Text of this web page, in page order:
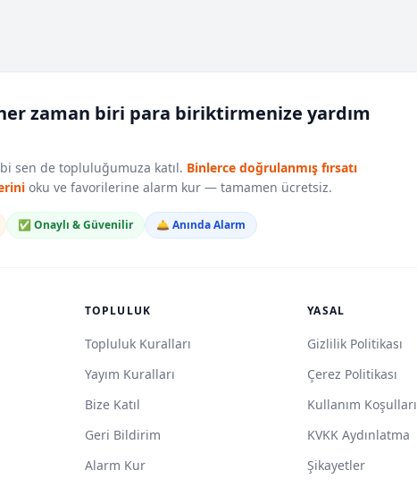
zaman biri para biriktirmenize yardım
sen de topluluğumuza katıl. Binlerce doğrulanmış fırsatı
oku ve favorilerine alarm kur — tamamen ücretsiz.
✅ Onaylı & Güvenilir 🛎️ Anında Alarm
TOPLULUK
Topluluk Kuralları
Yayım Kuralları
Bize Katıl
Geri Bildirim
Alarm Kur
YASAL
Gizlilik Politikası
Çerez Politikası
Kullanım Koşulları
KVKK Aydınlatma
Şikayetler